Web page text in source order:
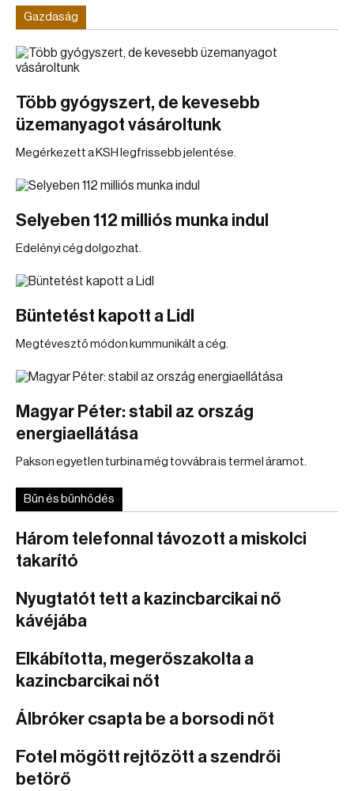
Gazdaság
Több gyógyszert, de kevesebb
üzemanyagot vásároltunk
Megérkezett a KSH legfrissebb jelentése.
Selyeben 112 milliós munka indul
Edelényi cég dolgozhat.
Büntetést kapott a Lidl
Megtévesztő módon kummunikált a cég.
Magyar Péter: stabil az ország
energiaellátása
Pakson egyetlen turbina még tovvábra is termel áramot.
Bűn és bűnhődés
Három telefonnal távozott a miskolci
takarító
Nyugtatót tett a kazincbarcikai nő
kávéjába
Elkábította, megerőszakolta a
kazincbarcikai nőt
Álbróker csapta be a borsodi nőt
Fotel mögött rejtőzött a szendrői
betörő